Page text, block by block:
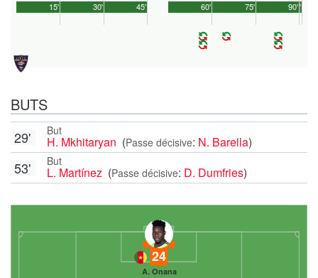
45'
15' 30' 90'
60' 75' 1'
BUTS
But
H. Mkhitaryan (Passe décisive: N. Barella)
29'
But
L. Martínez (Passe décisive: D. Dumfries)
53'
24
A. Onana